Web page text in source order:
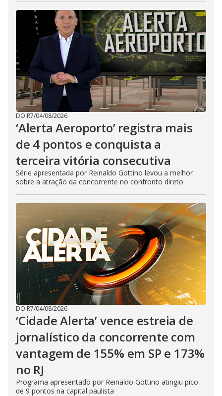
DO R7/04/08/2026
‘Alerta Aeroporto’ registra mais
de 4 pontos e conquista a
terceira vitória consecutiva
Série apresentada por Reinaldo Gottino levou a melhor
sobre a atração da concorrente no confronto direto
DO R7/04/08/2026
‘Cidade Alerta’ vence estreia de
jornalístico da concorrente com
vantagem de 155% em SP e 173%
no RJ
Programa apresentado por Reinaldo Gottino atingiu pico
de 9 pontos na capital paulista